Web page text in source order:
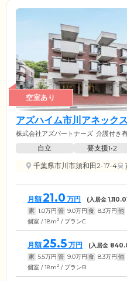
空室あり
アズハイム市川アネックス
株式会社アズパートナーズ 介護付き
自立 要支援1•2
千葉県市川市須和田2-17-4
月額21.0 万円 (入居金1,110.0
家 1.0万円 管 9.0万円 食 8.3万円 他
個室 / 18m2 / プランC
月額25.5 万円 (入居金
家 5.5万円 管 9.0万円 食 8.3万円 他
個室 / 18m2 / プランB